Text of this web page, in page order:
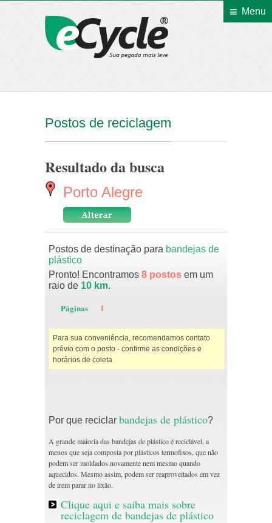
Menu
Postos de reciclagem
Resultado da busca
Porto Alegre
Postos de destinação para bandejas de
plástico
Pronto! Encontramos 8 postos em um
raio de 10 km.
Páginas 1
Para sua conveniência, recomendamos contato
prévio com o posto - confirme as condições e
horários de coleta
Por que reciclar bandejas de plástico?
A grande maioria das bandejas de plástico é reciclável, a
menos que seja composta por plásticos termofixos, que não
podem ser moldados novamente nem mesmo quando
aquecidos. Mesmo assim, podem ser reaproveitados em vez
de irem parar no lixão.
Clique aqui e saiba mais sobre
reciclagem de bandejas de plástico